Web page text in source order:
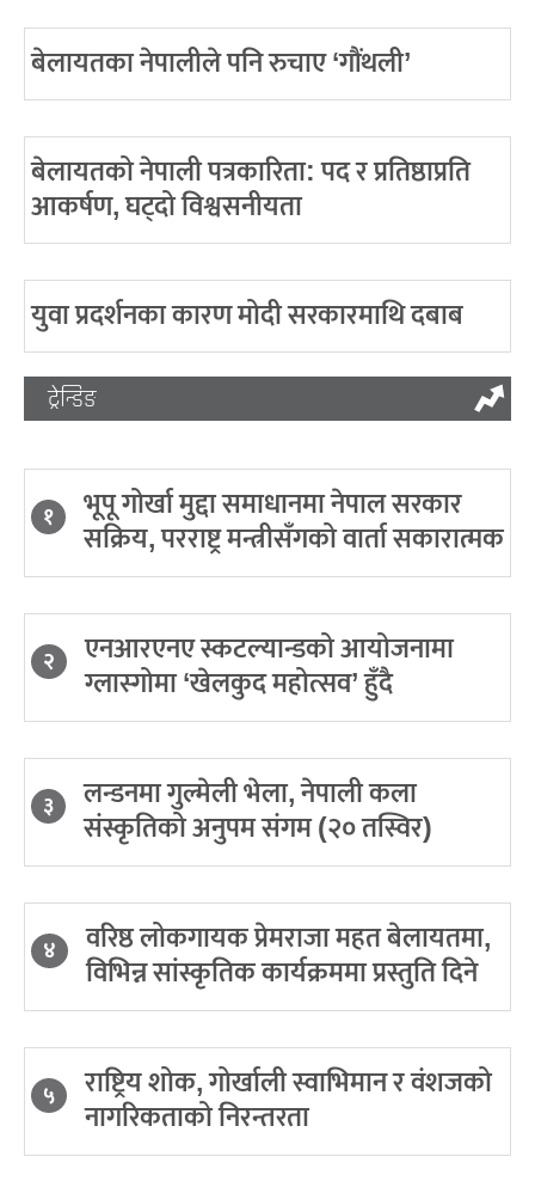
बेलायतका नेपालीले पनि रुचाए ‘गौंथली’
बेलायतको नेपाली पत्रकारिता: पद र प्रतिष्ठाप्रति
आकर्षण, घट्दो विश्वसनीयता
युवा प्रदर्शनका कारण मोदी सरकारमाथि दबाब
ट्रेन्डिङ
१ भूपू गोर्खा मुद्दा समाधानमा नेपाल सरकार
सक्रिय, परराष्ट्र मन्त्रीसँगको वार्ता सकारात्मक
२ एनआरएनए स्कटल्यान्डको आयोजनामा
ग्लास्गोमा ‘खेलकुद महोत्सव’ हुँदै
३ लन्डनमा गुल्मेली भेला, नेपाली कला
संस्कृतिको अनुपम संगम (२० तस्विर)
४ वरिष्ठ लोकगायक प्रेमराजा महत बेलायतमा,
विभिन्न सांस्कृतिक कार्यक्रममा प्रस्तुति दिने
५ राष्ट्रिय शोक, गोर्खाली स्वाभिमान र वंशजको
नागरिकताको निरन्तरता